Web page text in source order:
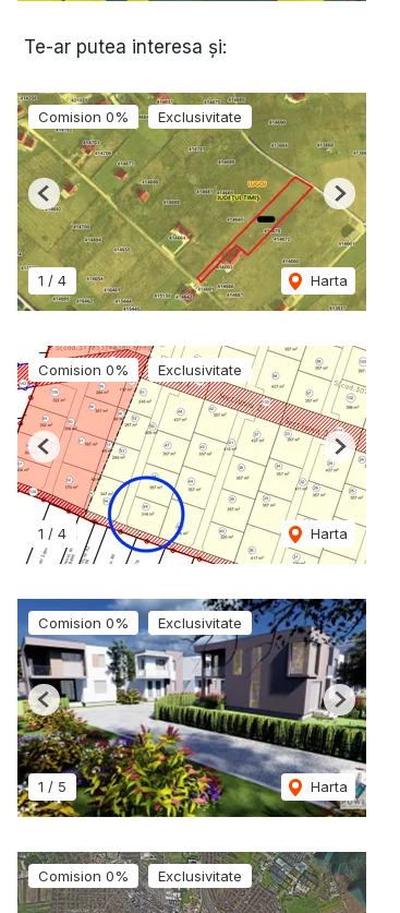
Te-ar putea interesa și:
Comision 0% Exclusivitate
1 / 4 Harta
Previous Next
Comision 0% Exclusivitate
1 / 4 Harta
Previous Next
Comision 0% Exclusivitate
1 / 5 Harta
Previous Next
Comision 0% Exclusivitate